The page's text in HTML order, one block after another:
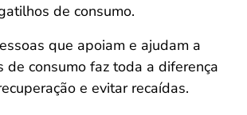
de consumo.
que apoiam e ajudam a
de consumo faz toda a diferença
e evitar recaídas.